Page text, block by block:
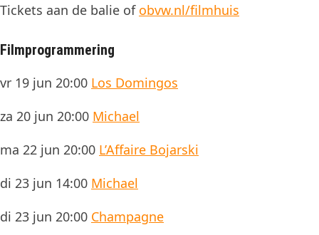
Tickets aan de balie of obvw.nl/filmhuis
Filmprogrammering
vr 19 jun 20:00 Los Domingos
za 20 jun 20:00 Michael
ma 22 jun 20:00 L’Affaire Bojarski
di 23 jun 14:00 Michael
di 23 jun 20:00 Champagne